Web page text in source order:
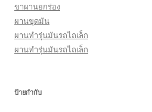
ขาผานยกร่อง
ผานขุดมัน
ผานทำรุ่นมันรถไถเล็ก
ผานทำรุ่นมันรถไถเล็ก
ป้ายกำกับ